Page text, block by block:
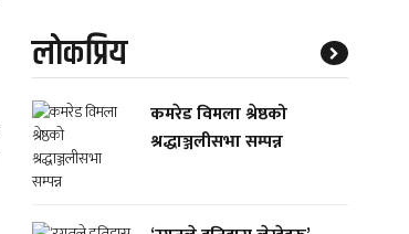
लाेकप्रिय
कमरेड विमला श्रेष्ठको
श्रद्धाञ्जलीसभा सम्पन्न